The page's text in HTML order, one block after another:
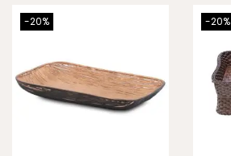
-20% -20%